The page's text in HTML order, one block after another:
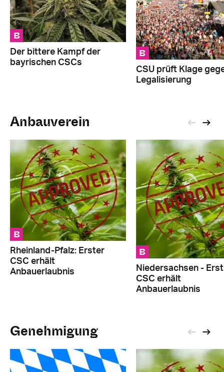
B
Der bittere Kampf der
bayrischen CSCs
B
CSU prüft Klage
Legalisierung
Anbauverein
B
Rheinland-Pfalz: Erster
CSC erhält
Anbauerlaubnis
B
Niedersachsen -
CSC erhält
Anbauerlaubnis
Genehmigung